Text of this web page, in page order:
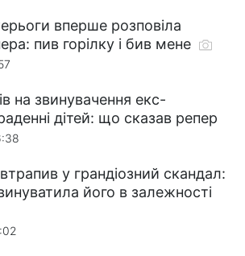
вперше розповіла
пив горілку і бив мене
на звинувачення екс-
дітей: що сказав репер
у грандіозний скандал:
його в залежності